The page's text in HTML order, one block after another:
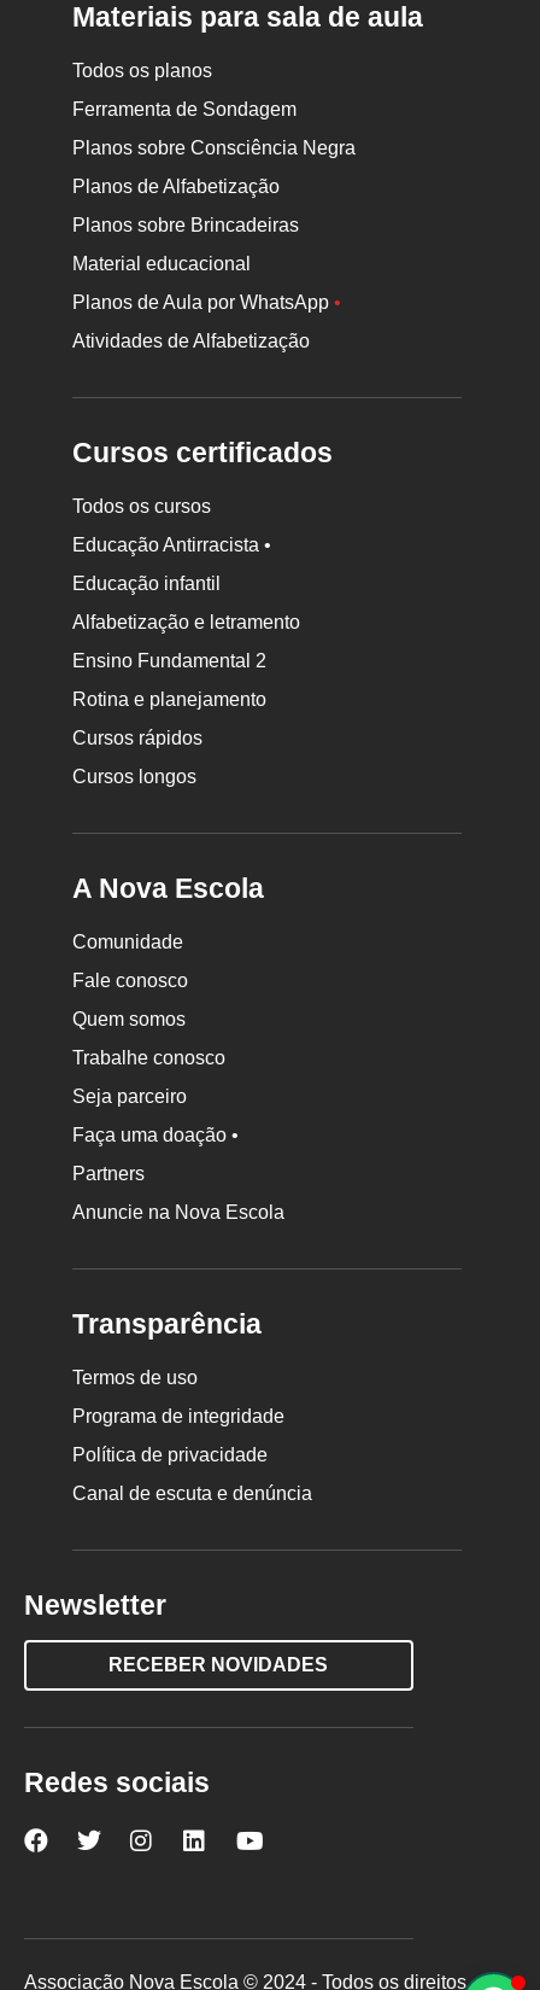
Materiais para sala de aula
Todos os planos
Ferramenta de Sondagem
Planos sobre Consciência Negra
Planos de Alfabetização
Planos sobre Brincadeiras
Material educacional
Planos de Aula por WhatsApp•
Atividades de Alfabetização
Cursos certificados
Todos os cursos
Educação Antirracista •
Educação infantil
Alfabetização e letramento
Ensino Fundamental 2
Rotina e planejamento
Cursos rápidos
Cursos longos
A Nova Escola
Comunidade
Fale conosco
Quem somos
Trabalhe conosco
Seja parceiro
Faça uma doação •
Partners
Anuncie na Nova Escola
Transparência
Termos de uso
Programa de integridade
Política de privacidade
Canal de escuta e denúncia
Newsletter
RECEBER NOVIDADES
Redes sociais
Nova
Facebook
Nova
Twitter
Nova
Instagram
Nova
LinkedInYouTube
Associação Nova Escola © 2024 - Todos os direitos